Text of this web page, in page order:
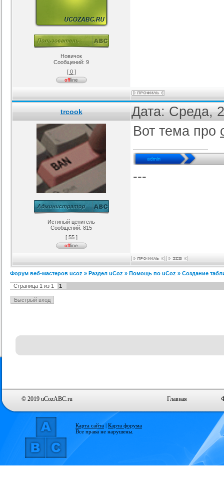
Новичок
Сообщений: 9
[ 0 ]
trcook Дата: Среда,
Истиный ценитель
Сообщений: 815
[ 55 ]
Вот тема про
---
Форум веб-мастеров ucoz » Раздел uCoz » Помощь по uCoz » Создание
Страница 1 из 1 1
© 2019 uCozABC.ru Главная
Карта сайта | Карта форума
Все права не нарушены.